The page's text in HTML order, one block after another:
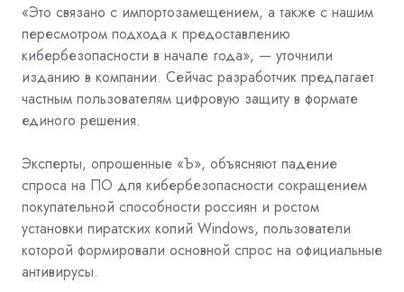
«Это связано с импортозамещением, а также с нашим
пересмотром подхода к предоставлению
кибербезопасности в начале года», — уточнили
изданию в компании. Сейчас разработчик предлагает
частным пользователям цифровую защиту в формате
единого решения.
Эксперты, опрошенные «Ъ», объясняют падение
спроса на ПО для кибербезопасности сокращением
покупательной способности россиян и ростом
установки пиратских копий Windows, пользователи
которой формировали основной спрос на официальные
антивирусы.